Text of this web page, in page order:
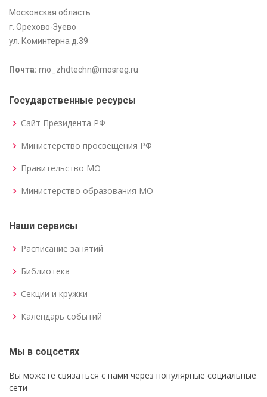
Московская область
г. Орехово-Зуево
ул. Коминтерна д.39
Почта: mo_zhdtechn@mosreg.ru
Государственные ресурсы
Сайт Президента РФ
Министерство просвещения РФ
Правительство МО
Министерство образования МО
Наши сервисы
Расписание занятий
Библиотека
Секции и кружки
Календарь событий
Мы в соцсетях
Вы можете связаться с нами через популярные социальные
сети